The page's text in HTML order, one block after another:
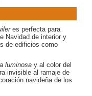
es perfecta para
Navidad de interior y
de edificios como
luminosa y al color del
invisible al ramaje de
navideña de los